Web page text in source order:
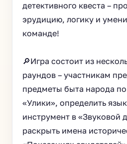
детективного квеста –
эрудицию, логику и
команде!
🔎Игра состоит из
раундов – участникам
предметы быта народа
«Улики», определить
инструмент в «Звуковой
раскрыть имена